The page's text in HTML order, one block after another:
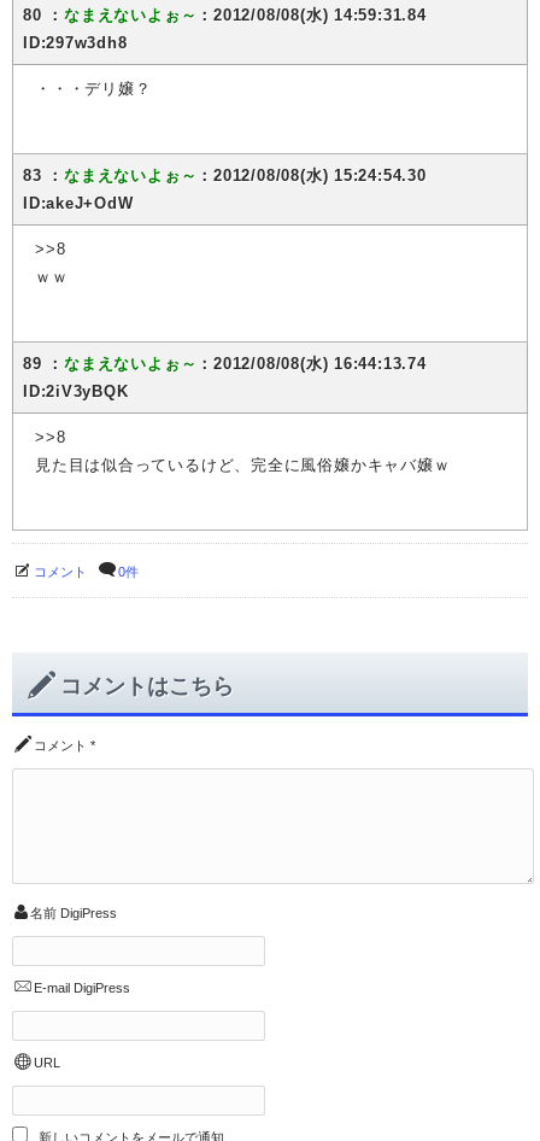
80 ：なまえないよぉ～ ：2012/08/08(水) 14:59:31.84
ID:297w3dh8
・・・デリ嬢？
83 ：なまえないよぉ～ ：2012/08/08(水) 15:24:54.30
ID:akeJ+OdW
>>8
ｗｗ
89 ：なまえないよぉ～ ：2012/08/08(水) 16:44:13.74
ID:2iV3yBQK
>>8
見た目は似合っているけど、完全に風俗嬢かキャバ嬢ｗ
コメント 0件
コメントはこちら
コメント *
名前 DigiPress
E-mail DigiPress
URL
新しいコメントをメールで通知